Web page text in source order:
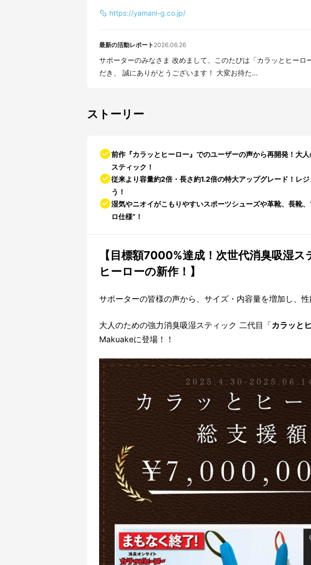
https://yamani-g.co.jp/
最新の活動レポート 2026.06.26
サポーターのみなさま 改めまして、このたびは「カラッとヒーローLegend」を応援購入いた
だき、 誠にありがとうございます！ 大変お待た...
ストーリー
前作『カラッとヒーロー』でのユーザーの声から再開発！大
スティック！
従来より容量約2倍・長さ約1.2倍の特大アップグレード！レ
う！
湿気やニオイがこもりやすいスポーツシューズや革靴、長靴
ロ仕様”！
【目標額7000%達成！次世代消臭吸湿
ヒーローの新作！】
サポーターの皆様の声から、サイズ・内容量を増加し、性
大人のための強力消臭吸湿スティック 二代目「カラッと
Makuakeに登場！！